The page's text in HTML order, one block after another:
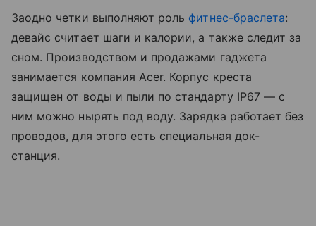
Заодно четки выполняют роль фитнес-браслета:
девайс считает шаги и калории, а также следит за
сном. Производством и продажами гаджета
занимается компания Acer. Корпус креста
защищен от воды и пыли по стандарту IP67 — с
ним можно нырять под воду. Зарядка работает без
проводов, для этого есть специальная док-
станция.